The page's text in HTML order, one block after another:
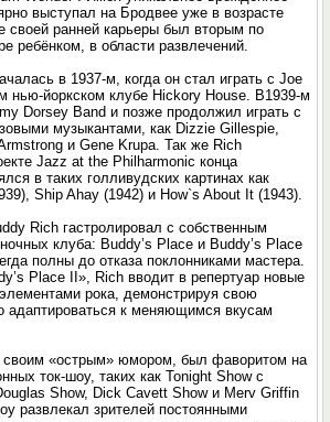
выступал на Бродвее уже в возрасте
своей ранней карьеры был вторым по
ребёнком, в области развлечений.
в 1937-м, когда он стал играть с Joe
нью-йоркском клубе Hickory House. В1939-м
Dorsey Band и позже продолжил играть с
музыкантами, как Dizzie Gillespie,
и Gene Krupa. Так же Rich
Jazz at the Philharmonic конца
в таких голливудских картинах как
Ship Ahay (1942) и How`s About It (1943).
Rich гастролировал с собственным
клуба: Buddy’s Place и Buddy’s Place
полны до отказа поклонниками мастера.
Place II», Rich вводит в репертуар новые
рока, демонстрируя свою
адаптироваться к меняющимся вкусам
своим «острым» юмором, был фаворитом на
ток-шоу, таких как Tonight Show с
Show, Dick Cavett Show и Merv Griffin
развлекал зрителей постоянными